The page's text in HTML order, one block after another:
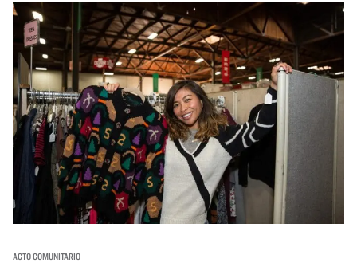
ACTO COMUNITARIO